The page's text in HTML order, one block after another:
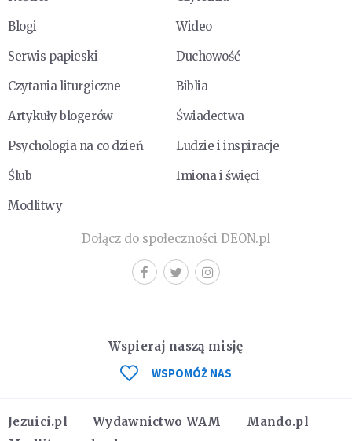
Blogi
Wideo
Serwis papieski
Duchowość
Czytania liturgiczne
Biblia
Artykuły blogerów
Świadectwa
Psychologia na co dzień
Ludzie i inspiracje
Ślub
Imiona i święci
Modlitwy
Dołącz do społeczności DEON.pl
Jezuici.pl Wydawnictwo WAM
Mando.pl
Wspieraj naszą misję
WSPOMÓŻ NAS